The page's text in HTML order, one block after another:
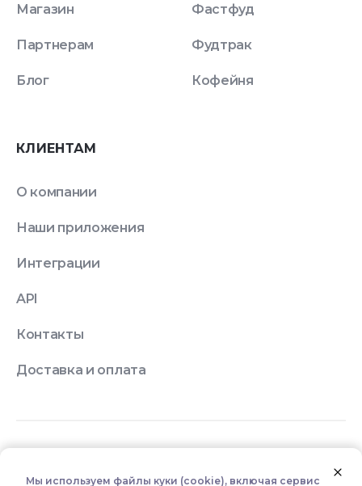
Мы используем файлы куки (cookie), включая сервис
Магазин
Партнерам
Блог
Фастфуд
Фудтрак
Кофейня
КЛИЕНТАМ
О компании
Наши приложения
Интеграции
API
Контакты
Доставка и оплата